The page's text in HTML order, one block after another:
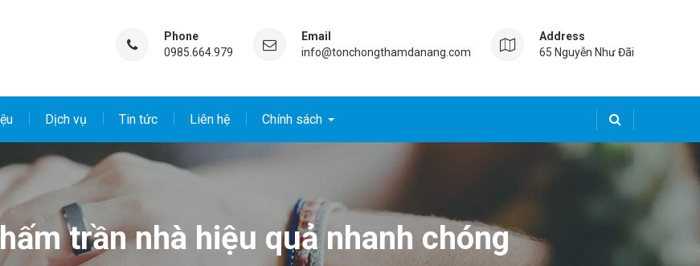
Phone
0985.664.979
Email
info@tonchongthamdanang.com
Address
65 Nguyễn Như Đãi
Dịch vụ Tin tức Liên hệ Chính sách
trần nhà hiệu quả nhanh chóng